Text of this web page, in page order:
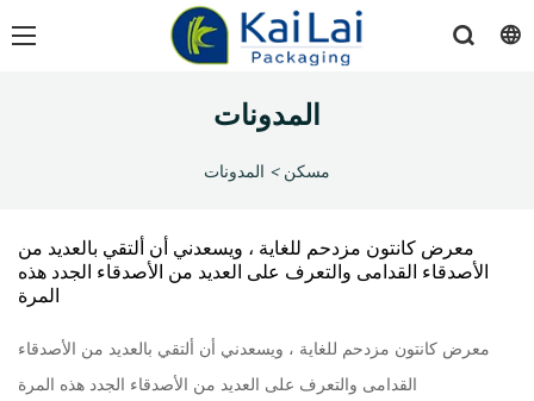
المدونات
مسكن > المدونات
معرض كانتون مزدحم للغاية ، ويسعدني أن ألتقي بالعديد من
الأصدقاء القدامى والتعرف على العديد من الأصدقاء الجدد هذه
المرة
معرض كانتون مزدحم للغاية ، ويسعدني أن ألتقي بالعديد من الأصدقاء
القدامى والتعرف على العديد من الأصدقاء الجدد هذه المرة